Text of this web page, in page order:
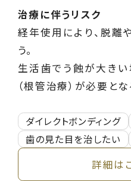
治療に伴うリスク
経年使用により、脱離
う。
生活歯でう蝕が大き
（根管治療）が必要と
ダイレクトボンディング
歯の見た目を治したい
詳細は